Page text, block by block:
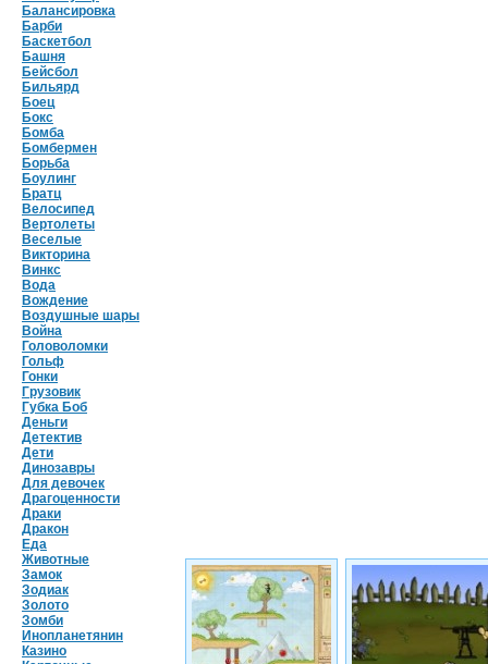
Балансировка
Барби
Баскетбол
Башня
Бейсбол
Бильярд
Боец
Бокс
Бомба
Бомбермен
Борьба
Боулинг
Братц
Велосипед
Вертолеты
Веселые
Викторина
Винкс
Вода
Вождение
Воздушные шары
Война
Головоломки
Гольф
Гонки
Грузовик
Губка Боб
Деньги
Детектив
Дети
Динозавры
Для девочек
Драгоценности
Драки
Дракон
Еда
Животные
Замок
Зодиак
Золото
Зомби
Инопланетянин
Казино